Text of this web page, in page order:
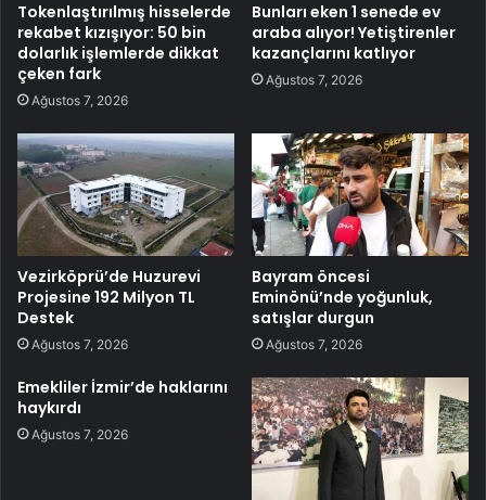
Tokenlaştırılmış hisselerde
rekabet kızışıyor: 50 bin
dolarlık işlemlerde dikkat
çeken fark
Ağustos 7, 2026
Bunları eken 1 senede ev
araba alıyor! Yetiştirenler
kazançlarını katlıyor
Ağustos 7, 2026
Vezirköprü’de Huzurevi
Projesine 192 Milyon TL
Destek
Ağustos 7, 2026
Bayram öncesi
Eminönü’nde yoğunluk,
satışlar durgun
Ağustos 7, 2026
Emekliler İzmir’de haklarını
haykırdı
Ağustos 7, 2026